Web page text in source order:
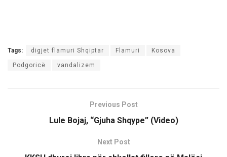
Tags: digjet flamuri Shqiptar Flamuri Kosova
Podgoricë vandalizem
Previous Post
Lule Bojaj, “Gjuha Shqype” (Video)
Next Post